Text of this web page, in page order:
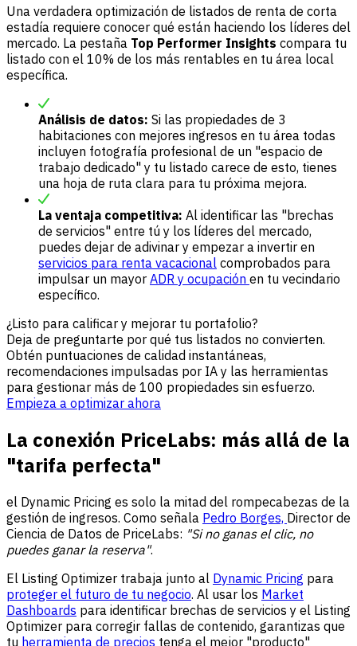
Una verdadera optimización de listados de renta de corta
estadía requiere conocer qué están haciendo los líderes del
mercado. La pestaña Top Performer Insights compara tu
listado con el 10% de los más rentables en tu área local
específica.
Análisis de datos: Si las propiedades de 3
habitaciones con mejores ingresos en tu área todas
incluyen fotografía profesional de un "espacio de
trabajo dedicado" y tu listado carece de esto, tienes
una hoja de ruta clara para tu próxima mejora.
La ventaja competitiva: Al identificar las "brechas
de servicios" entre tú y los líderes del mercado,
puedes dejar de adivinar y empezar a invertir en
servicios para renta vacacional comprobados para
impulsar un mayor ADR y ocupación en tu vecindario
específico.
¿Listo para calificar y mejorar tu portafolio?
Deja de preguntarte por qué tus listados no convierten.
Obtén puntuaciones de calidad instantáneas,
recomendaciones impulsadas por IA y las herramientas
para gestionar más de 100 propiedades sin esfuerzo.
Empieza a optimizar ahora
La conexión PriceLabs: más allá de la
"tarifa perfecta"
el Dynamic Pricing es solo la mitad del rompecabezas de la
gestión de ingresos. Como señala Pedro Borges, Director de
Ciencia de Datos de PriceLabs: "Si no ganas el clic, no
puedes ganar la reserva".
El Listing Optimizer trabaja junto al Dynamic Pricing para
proteger el futuro de tu negocio. Al usar los Market
Dashboards para identificar brechas de servicios y el Listing
Optimizer para corregir fallas de contenido, garantizas que
tu herramienta de precios tenga el mejor "producto"